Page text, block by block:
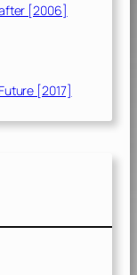
[2006]
[2017]